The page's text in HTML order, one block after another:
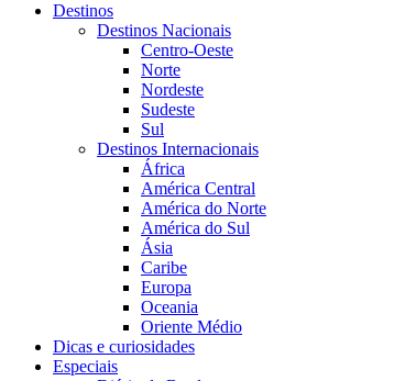
Destinos
Destinos Nacionais
Centro-Oeste
Norte
Nordeste
Sudeste
Sul
Destinos Internacionais
África
América Central
América do Norte
América do Sul
Ásia
Caribe
Europa
Oceania
Oriente Médio
Dicas e curiosidades
Especiais